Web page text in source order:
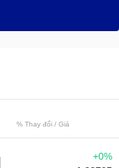
% Thay đổi / Giá
+0%